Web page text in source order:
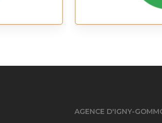
AGENCE D'IGNY-